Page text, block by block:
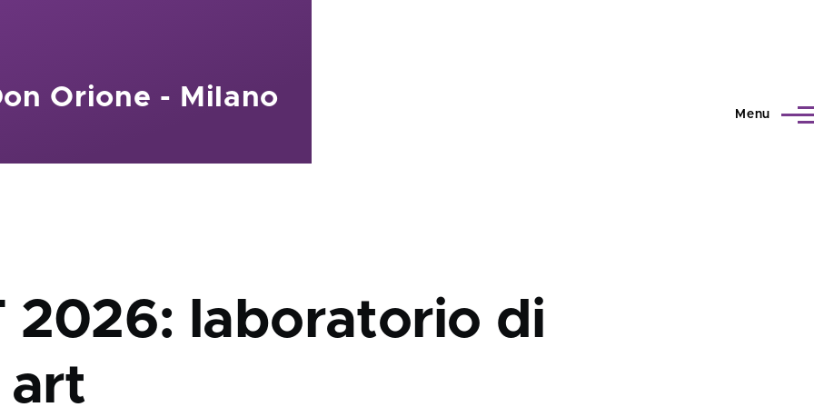
Orione - Milano
Menu
2026: laboratorio di
art